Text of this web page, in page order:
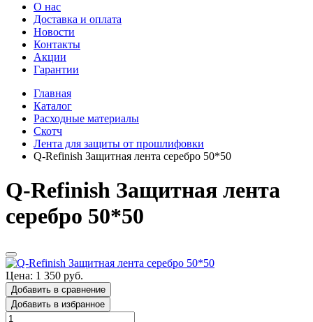
О нас
Доставка и оплата
Новости
Контакты
Акции
Гарантии
Главная
Каталог
Расходные материалы
Скотч
Лента для защиты от прошлифовки
Q-Refinish Защитная лента серебро 50*50
Q-Refinish Защитная лента
серебро 50*50
Цена: 1 350 руб.
Добавить в сравнение
Добавить в избранное